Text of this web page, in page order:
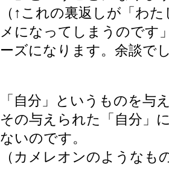
（↑これの裏返しが「わ
メになってしまうのです
ーズになります。余談で
「自分」というものを与
その与えられた「自分」
ないのです。
（カメレオンのようなも